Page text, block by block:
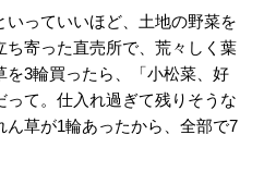
っていいほど、土地の野菜を
ち寄った直売所で、荒々しく葉
を3輪買ったら、「小松菜、好
って。仕入れ過ぎて残りそうな
ん草が1輪あったから、全部で7